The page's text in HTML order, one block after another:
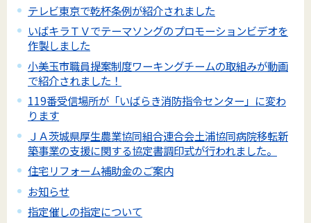
テレビ東京で乾杯条例が紹介されました
いばキラＴＶでテーマソングのプロモーションビデオを
作製しました
小美玉市職員提案制度ワーキングチームの取組みが動画
で紹介されました！
119番受信場所が「いばらき消防指令センター」に変わ
ります
ＪＡ茨城県厚生農業協同組合連合会土浦協同病院移転新
築事業の支援に関する協定書調印式が行われました。
住宅リフォーム補助金のご案内
お知らせ
指定催しの指定について